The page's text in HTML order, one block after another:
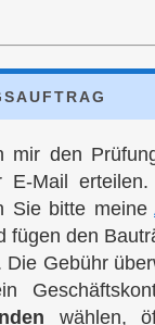
mir den
E‑Mail
Sie bit­te mei­ne
fügen den
Die Gebühr
wäh­len,